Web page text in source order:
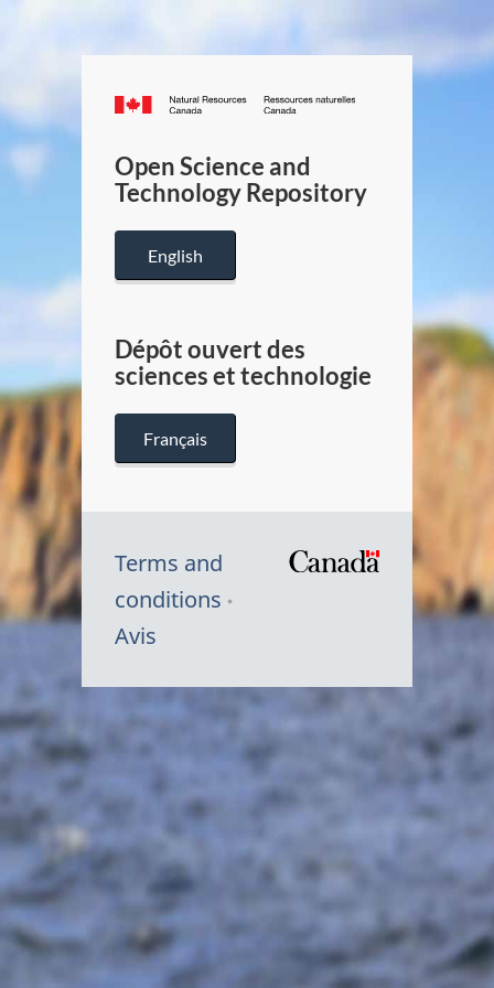
Canada.ca
/
Canada
Open Science and
Technology Repository
English
Dépôt ouvert des
sciences et technologie
Français
Terms and
conditions
Avis
Symbole
Canada